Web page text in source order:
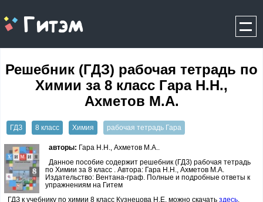
gitem.me
Решебник (ГДЗ) рабочая тетрадь по
Химии за 8 класс Гара Н.Н.,
Ахметов М.А.
ГДЗ 8 класс Химия рабочая тетрадь Гара
авторы: Гара Н.Н., Ахметов М.А..
Данное пособие содержит решебник (ГДЗ) рабочая тетрадь
по Химии за 8 класс . Автора: Гара Н.Н., Ахметов М.А.
Издательство: Вентана-граф. Полные и подробные ответы к
упражнениям на Гитем
ГДЗ к учебнику по химии 8 класс Кузнецова Н.Е. можно скачать здесь